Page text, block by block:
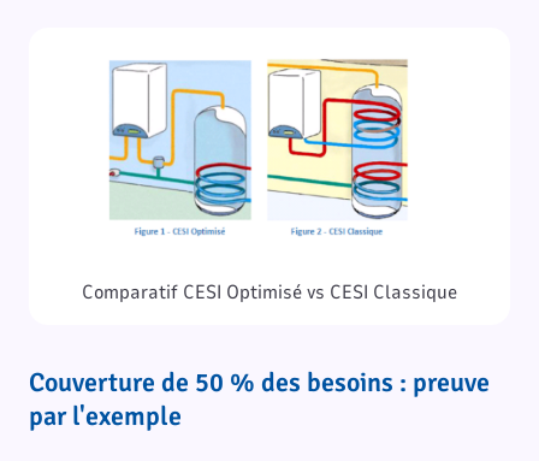
Comparatif CESI Optimisé vs CESI Classique
Couverture de 50 % des besoins : preuve
par l'exemple